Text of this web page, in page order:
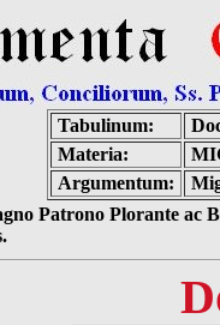
Tabulinum:
Materia:
Argumentum:
Patrono Plorante ac